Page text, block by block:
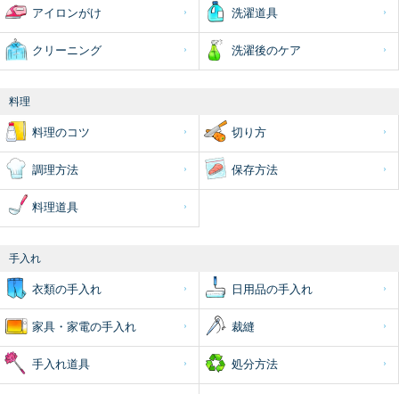
アイロンがけ 洗濯道具
クリーニング 洗濯後のケア
料理
料理のコツ 切り方
調理方法 保存方法
料理道具
手入れ
衣類の手入れ 日用品の手入れ
家具・家電の手入れ 裁縫
手入れ道具 処分方法